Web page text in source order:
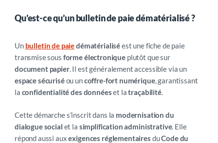
Qu’est-ce qu’un bulletin de paie dématérialisé ?
Un bulletin de paiedématérialiséest une fiche de paie
transmise sous forme électronique plutôt que sur
document papier. Il est généralement accessible via un
espace sécuriséou uncoffre-fort numérique, garantissant
la confidentialité des donnéeset latraçabilité.
Cette démarche s’inscrit dans la modernisation du
dialogue social et la simplification administrative. Elle
répond aussi auxexigences réglementaires duCode du